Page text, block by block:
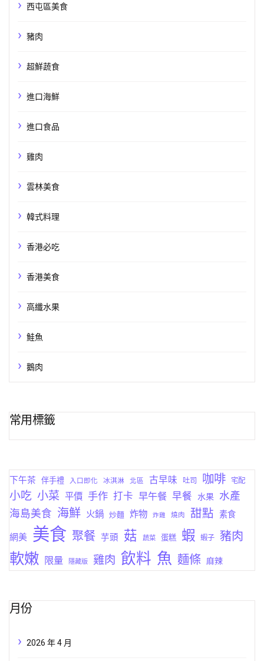
西屯區美食
豬肉
超鮮蔬食
進口海鮮
進口食品
雞肉
雲林美食
韓式料理
香港必吃
香港美食
高纖水果
鮭魚
鵝肉
常用標籤
下午茶 伴手禮 入口即化 冰淇淋 北區 古早味 吐司 咖啡 宅配
小吃 小菜 平價 手作 打卡 早午餐 早餐 水果
水產
海島美食 海鮮 火鍋 炒麵 炸物 炸雞 燒肉 甜點 素食
網美 美食 聚餐 芋頭 菇 蔬菜 蛋糕 蝦 蝦子 豬肉
軟嫩 限量 隱藏版 雞肉 飲料 魚 麵條 麻辣
月份
2026 年 4 月